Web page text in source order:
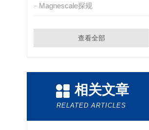
Magnescale探规
查看全部
相关文章
RELATED ARTICLES